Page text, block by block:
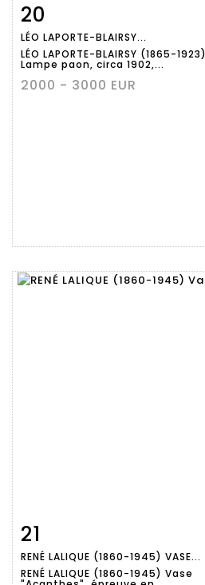
détaillée
20
LÉO LAPORTE-BLAIRSY...
LÉO LAPORTE-BLAIRSY (1865-1923)
Lampe paon, circa 1902,...
2000 - 3000 EUR
détaillée
21
RENÉ LALIQUE (1860-1945) VASE...
RENÉ LALIQUE (1860-1945) Vase